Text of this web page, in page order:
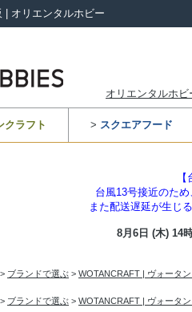
| オリエンタルホビー
オリエンタルホビ
クラフト > スクエアフード
台風13号接近のた
また配送遅延が生じ
8月6日 (木) 14
> ブランドで選ぶ > WOTANCRAFT | ヴォータ
> ブランドで選ぶ > WOTANCRAFT | ヴォータ